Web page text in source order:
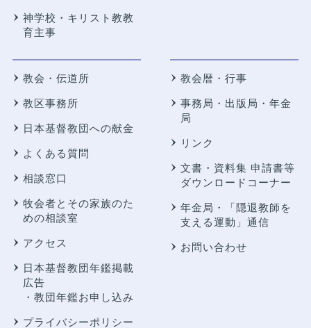
神学校・キリスト教教
育主事
教会・伝道所
教区事務所
日本基督教団への献金
よくある質問
相談窓口
牧会者とその家族のた
めの相談室
アクセス
日本基督教団年鑑掲載
広告
・教団年鑑お申し込み
プライバシーポリシー
教会暦・行事
事務局・出版局・年金
局
リンク
文書・資料集 申請書等
ダウンロードコーナー
年金局・
「隠退教師を
支える運動」通信
お問い合わせ